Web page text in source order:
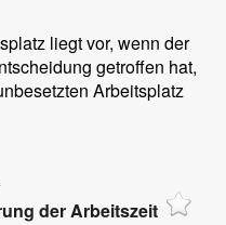
liegt vor, wenn der
getroffen hat,
Arbeitsplatz
der Arbeitszeit